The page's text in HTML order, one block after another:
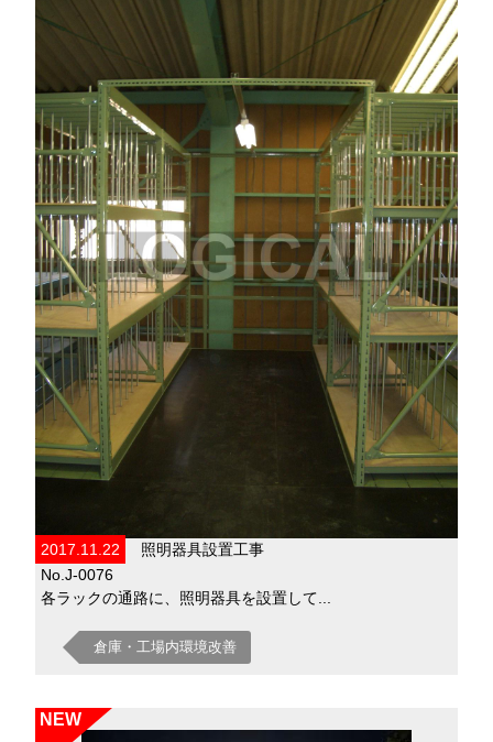
2017.11.22
照明器具設置工事
No.J-0076
各ラックの通路に、照明器具を設置して...
倉庫・工場内環境改善
NEW